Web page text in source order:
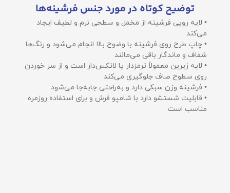
توضیح کوتاه در مورد جنس فرشینه‌ها
• لایه رویی فرشینه از مخمل و سطحی نرم و لطیف ایجاد
می‌کند
• چاپ طرح روی فرشینه با وضوح بالا انجام می‌شود و رنگ‌ها
شفاف و ماندگار باقی می‌مانند
• لایه زیرین معمولاً ترمزدار یا لاتکس‌دار است و از سر خوردن
روی سطوح صاف جلوگیری می‌کند
• فرشینه وزن سبکی دارد و به‌راحتی جابه‌جا می‌شود
• قابلیت شستشو دارد با شامپو فرش و برای استفاده روزمره
مناسب است